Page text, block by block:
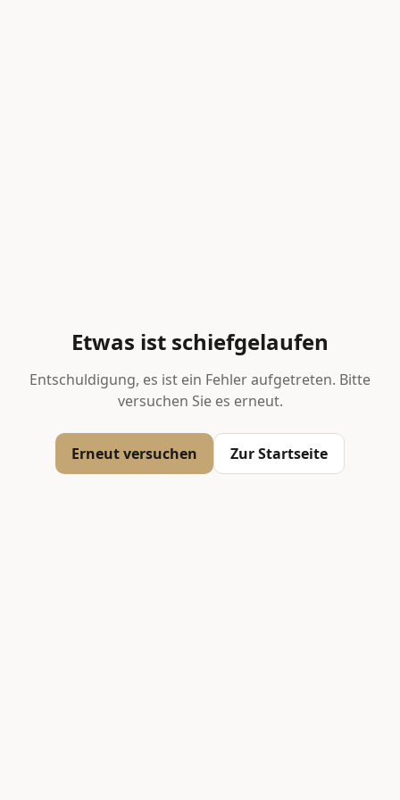
Etwas ist schiefgelaufen
Entschuldigung, es ist ein Fehler aufgetreten. Bitte
versuchen Sie es erneut.
Erneut versuchen Zur Startseite